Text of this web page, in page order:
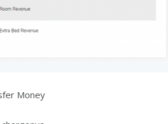
Money